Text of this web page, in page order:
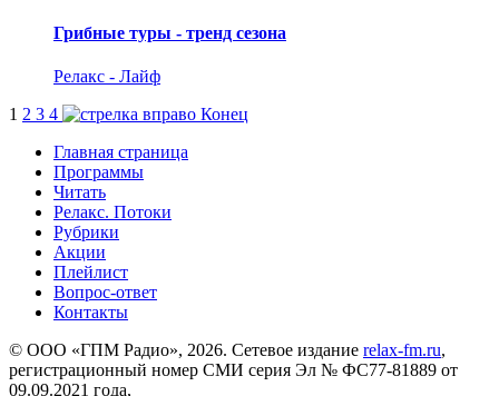
Грибные туры - тренд сезона
Релакс - Лайф
1 2 3 4
Конец
Главная страница
Программы
Читать
Релакс. Потоки
Рубрики
Акции
Плейлист
Вопрос-ответ
Контакты
© ООО «ГПМ Радио», 2026. Сетевое издание relax-fm.ru,
регистрационный номер СМИ серия Эл № ФС77-81889 от
09.09.2021 года,